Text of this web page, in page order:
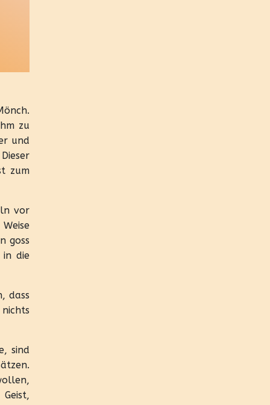
zu
und
zum
vor
goss
in die
dass
sind